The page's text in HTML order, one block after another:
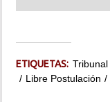
ETIQUETAS:
Libre Postulación